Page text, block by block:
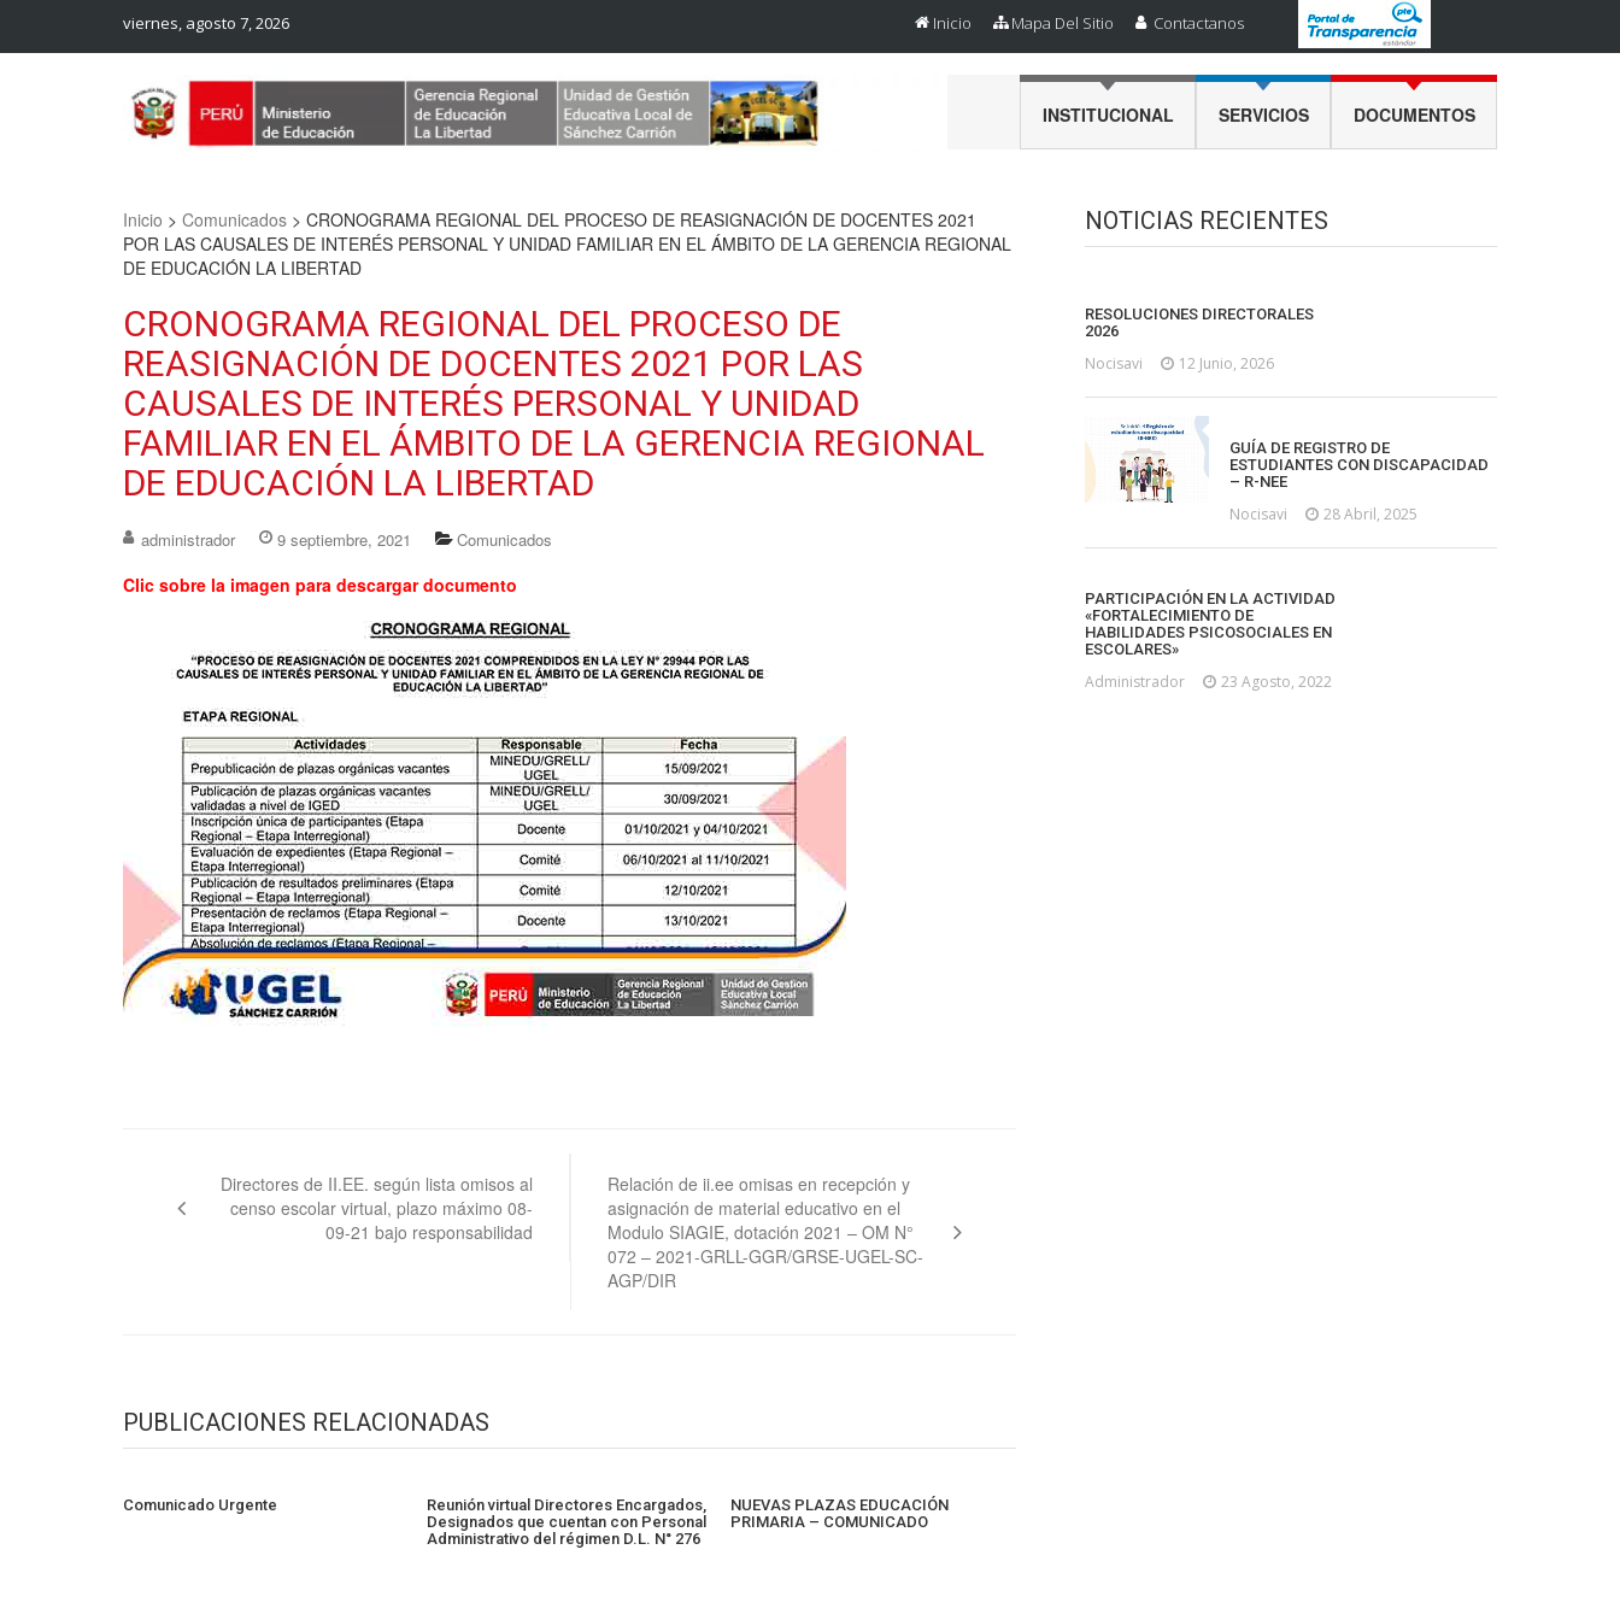
viernes, agosto 7, 2026 Inicio Mapa Del Sitio Contactanos
INSTITUCIONAL SERVICIOS DOCUMENTOS
Inicio > Comunicados > CRONOGRAMA REGIONAL DEL PROCESO DE REASIGNACIÓN DE DOCENTES 2021
POR LAS CAUSALES DE INTERÉS PERSONAL Y UNIDAD FAMILIAR EN EL ÁMBITO DE LA GERENCIA REGIONAL
DE EDUCACIÓN LA LIBERTAD
CRONOGRAMA REGIONAL DEL PROCESO DE
REASIGNACIÓN DE DOCENTES 2021 POR LAS
CAUSALES DE INTERÉS PERSONAL Y UNIDAD
FAMILIAR EN EL ÁMBITO DE LA GERENCIA REGIONAL
DE EDUCACIÓN LA LIBERTAD
administrador 9 septiembre, 2021 Comunicados
Clic sobre la imagen para descargar documento
entradas
Directores de II.EE. según lista omisos al
censo escolar virtual, plazo máximo 08-
09-21 bajo responsabilidad
Relación de ii.ee omisas en recepción y
asignación de material educativo en el
Modulo SIAGIE, dotación 2021 – OM N°
072 – 2021-GRLL-GGR/GRSE-UGEL-SC-
AGP/DIR
PUBLICACIONES RELACIONADAS
Comunicado Urgente
Reunión virtual Directores Encargados,
Designados que cuentan con Personal
Administrativo del régimen D.L. N° 276
NUEVAS PLAZAS EDUCACIÓN
PRIMARIA – COMUNICADO
NOTICIAS RECIENTES
RESOLUCIONES DIRECTORALES
2026
Nocisavi 12 Junio, 2026
GUÍA DE REGISTRO DE
ESTUDIANTES CON DISCAPACIDAD
– R-NEE
Nocisavi 28 Abril, 2025
PARTICIPACIÓN EN LA ACTIVIDAD
«FORTALECIMIENTO DE
HABILIDADES PSICOSOCIALES EN
ESCOLARES»
Administrador 23 Agosto, 2022